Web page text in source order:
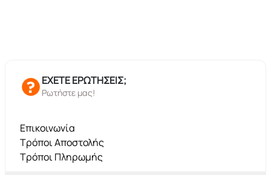
ΕΧΕΤΕ ΕΡΩΤΗΣΕΙΣ;
Ρωτήστε μας!
Επικοινωνία
Τρόποι Αποστολής
Τρόποι Πληρωμής